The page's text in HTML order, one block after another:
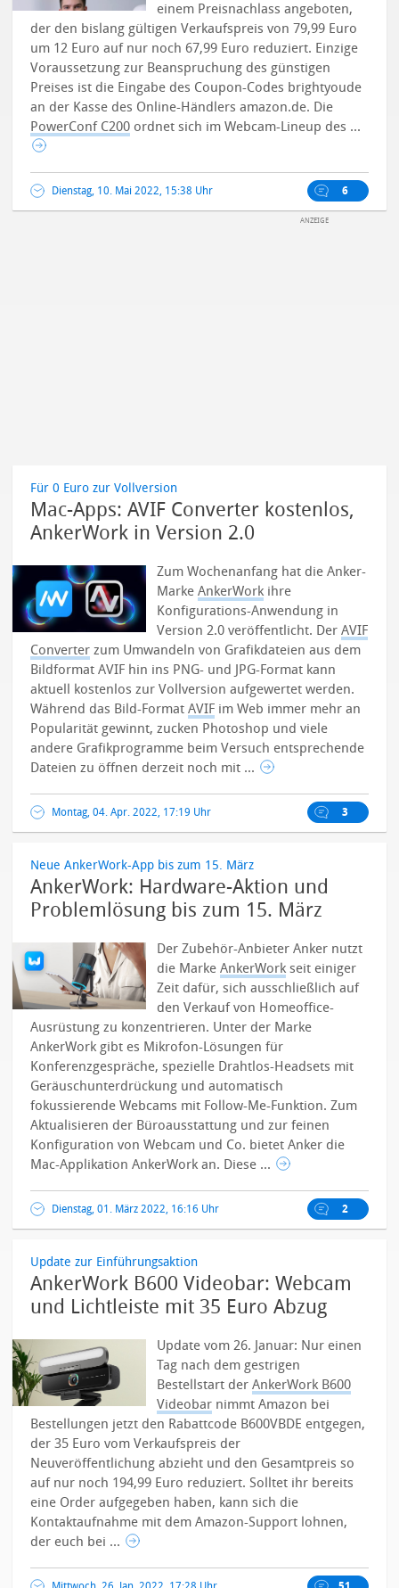
einem Preisnachlass angeboten,
der den bislang gültigen Verkaufspreis von 79,99 Euro
um 12 Euro auf nur noch 67,99 Euro reduziert. Einzige
Voraussetzung zur Beanspruchung des günstigen
Preises ist die Eingabe des Coupon-Codes brightyoude
an der Kasse des Online-Händlers amazon.de. Die
PowerConf C200 ordnet sich im Webcam-Lineup des ...
Dienstag, 10. Mai 2022, 15:38 Uhr 6
Für 0 Euro zur Vollversion
Mac-Apps: AVIF Converter kostenlos,
AnkerWork in Version 2.0
Zum Wochenanfang hat die Anker-
MarkeAnkerWork ihre
Konfigurations-Anwendung in
Version 2.0 veröffentlicht. DerAVIF
Converter zum Umwandeln von Grafikdateien aus dem
Bildformat AVIF hin ins PNG- und JPG-Format kann
aktuell kostenlos zur Vollversion aufgewertet werden.
Während das Bild-FormatAVIF im Web immer mehr an
Popularität gewinnt, zucken Photoshop und viele
andere Grafikprogramme beim Versuch entsprechende
Dateien zu öffnen derzeit noch mit ...
Montag, 04. Apr. 2022, 17:19 Uhr 3
Neue AnkerWork-App bis zum 15. März
AnkerWork: Hardware-Aktion und
Problemlösung bis zum 15. März
Der Zubehör-Anbieter Anker nutzt
die MarkeAnkerWork seit einiger
Zeit dafür, sich ausschließlich auf
den Verkauf von Homeoffice-
Ausrüstung zu konzentrieren. Unter der Marke
AnkerWork gibt es Mikrofon-Lösungen für
Konferenzgespräche, spezielle Drahtlos-Headsets mit
Geräuschunterdrückung und automatisch
fokussierende Webcams mit Follow-Me-Funktion.Zum
Aktualisieren der Büroausstattung und zur feinen
Konfiguration von Webcam und Co. bietet Anker die
Mac-Applikation AnkerWork an. Diese ...
Dienstag, 01. März 2022, 16:16 Uhr 2
Update zur Einführungsaktion
AnkerWork B600 Videobar: Webcam
und Lichtleiste mit 35 Euro Abzug
Update vom 26. Januar: Nur einen
Tag nach dem gestrigen
Bestellstart derAnkerWork B600
Videobar nimmt Amazon bei
Bestellungen jetzt den Rabattcode B600VBDE entgegen,
der 35 Euro vom Verkaufspreis der
Neuveröffentlichung abzieht und den Gesamtpreis so
auf nur noch 194,99 Euro reduziert.Solltet ihr bereits
eine Order aufgegeben haben, kann sich die
Kontaktaufnahme mit dem Amazon-Support lohnen,
der euch bei ...